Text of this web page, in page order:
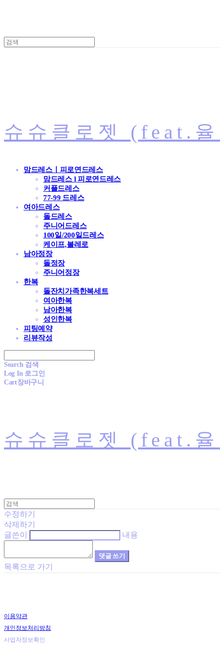
슈슈클로젯 (feat.
맘드레스ㅣ피로연드레스
맘드레스 l 피로연드레스
커플드레스
77-99 드레스
여아드레스
돌드레스
주니어드레스
100일/200일드레스
케이프,볼레로
남아정장
돌정장
주니어정장
한복
돌잔치가족한복세트
여아한복
남아한복
성인한복
피팅예약
리뷰작성
Search 검색
Log In 로그인
Cart장바구니
슈슈클로젯 (feat.
수정하기
삭제하기
글쓴이
내용
댓글 쓰기
목록으로 가기
이용약관
개인정보처리방침
사업자정보확인